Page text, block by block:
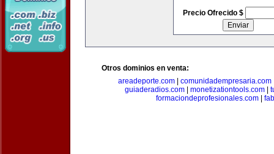
Precio Ofrecido $
Otros dominios en venta:
areadeporte.com| comunidadempresaria.com
guiaderadios.com| monetizationtools.com|
formaciondeprofesionales.com|